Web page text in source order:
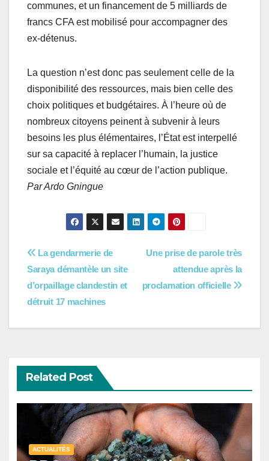
communes, et un financement de 5 milliards de
francs CFA est mobilisé pour accompagner des
ex-détenus.
La question n’est donc pas seulement celle de la
disponibilité des ressources, mais bien celle des
choix politiques et budgétaires. À l’heure où de
nombreux citoyens peinent à subvenir à leurs
besoins les plus élémentaires, l’État est interpellé
sur sa capacité à replacer l’humain, la justice
sociale et l’équité au cœur de l’action publique.
Par Ardo Gningue
Navigation
de
l’article
Une prise de parole très
attendue après la
proclamation officielle
La gendarmerie de
Saraya démantèle un site
d’orpaillage clandestin et
détruit 17 machines
Related Post
ACTUALITÉS